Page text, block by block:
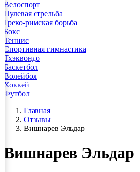
Велоспорт
Пулевая стрельба
Греко-римская борьба
Бокс
Теннис
Спортивная гимнастика
Тхэквондо
Баскетбол
Волейбол
Хоккей
Футбол
Главная
Отзывы
Вишнарев Эльдар
Вишнарев Эльдар